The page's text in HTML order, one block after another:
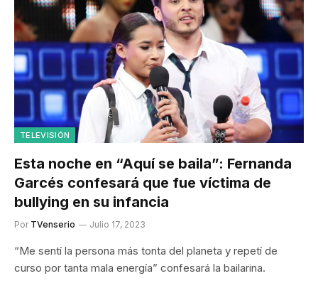
TELEVISIÓN
Esta noche en “Aquí se baila”: Fernanda
Garcés confesará que fue víctima de
bullying en su infancia
Por TVenserio Julio 17, 2023
“Me sentí la persona más tonta del planeta y repetí de
curso por tanta mala energía” confesará la bailarina.